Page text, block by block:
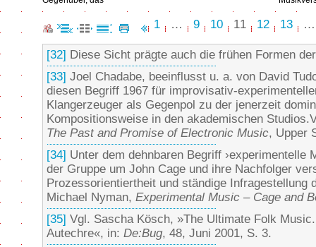
1 … 9 10 11 12 13
[32] Diese Sicht prägte auch die frühen Formen
[33] Joel Chadabe, beeinflusst u. a. von David
diesen Begriff 1967 für improvisativ-
Klangerzeuger als Gegenpol zu der jenerzeit
Kompositionsweise in den akademischen
The Past and Promise of Electronic Music, Upper
[34] Unter dem dehnbaren Begriff ›experimentelle
der Gruppe um John Cage und ihre Nachfolger
Prozessorientiertheit und ständige
Michael Nyman, Experimental Music – Cage and
[35] Vgl. Sascha Kösch, »The Ultimate Folk
Autechre«, in: De:Bug, 48, Juni 2001, S. 3.